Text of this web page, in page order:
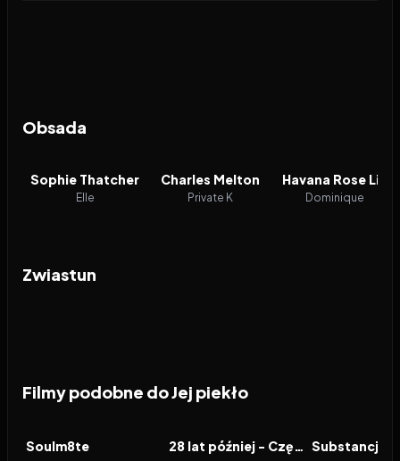
Obsada
Sophie Thatcher
Elle
Charles Melton
Private K
Havana Rose Liu
Dominique
Zwiastun
Filmy podobne do Jej piekło
FILM
Soulm8te FILM 28 lat później - Część 2: Świątynia kości FILM
Substancja